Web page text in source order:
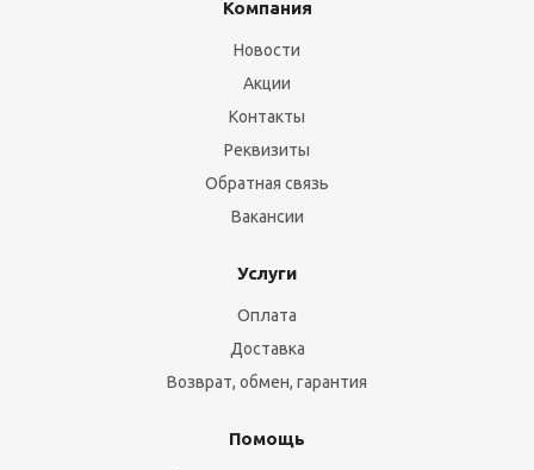
Компания
Новости
Акции
Контакты
Реквизиты
Обратная связь
Вакансии
Услуги
Оплата
Доставка
Возврат, обмен, гарантия
Помощь